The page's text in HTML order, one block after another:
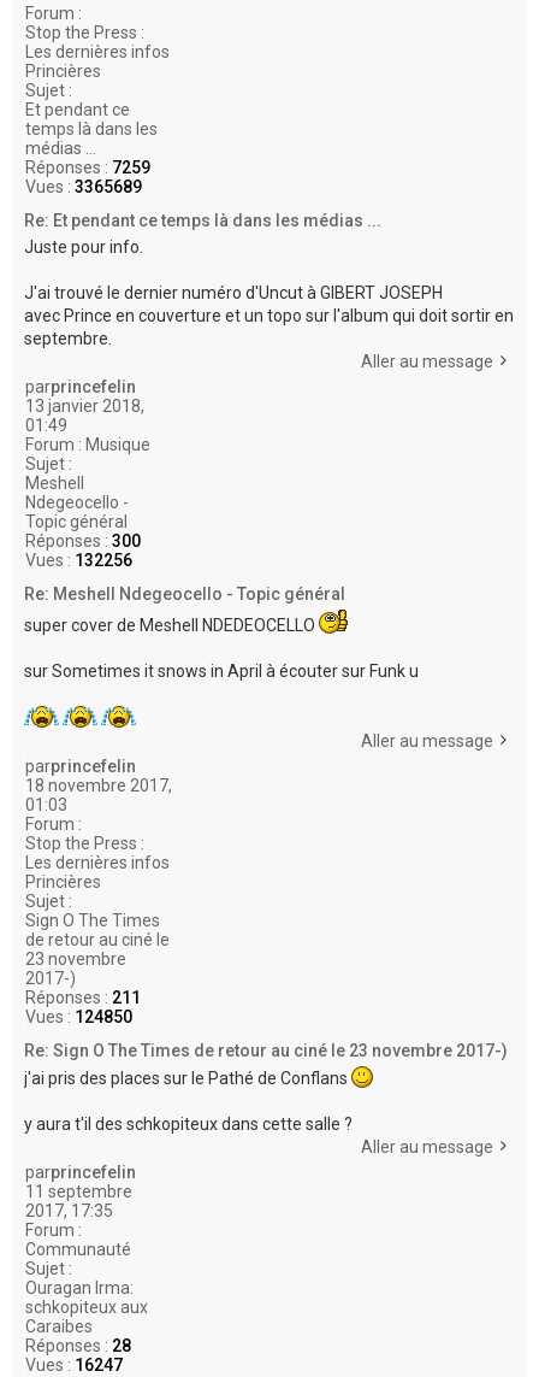
Forum :
Stop the Press :
Les dernières infos
Princières
Sujet :
Et pendant ce
temps là dans les
médias ...
Réponses : 7259
Vues : 3365689
Re: Et pendant ce temps là dans les médias ...
Juste pour info.
J'ai trouvé le dernier numéro d'Uncut à GIBERT JOSEPH
avec Prince en couverture et un topo sur l'album qui doit sortir en
septembre.
Aller au message
parprincefelin
13 janvier 2018,
01:49
Forum : Musique
Sujet :
Meshell
Ndegeocello -
Topic général
Réponses : 300
Vues : 132256
Re: Meshell Ndegeocello - Topic général
super cover de Meshell NDEDEOCELLO
sur Sometimes it snows in April à écouter sur Funk u
Aller au message
parprincefelin
18 novembre 2017,
01:03
Forum :
Stop the Press :
Les dernières infos
Princières
Sujet :
Sign O The Times
de retour au ciné le
23 novembre
2017-)
Réponses : 211
Vues : 124850
Re: Sign O The Times de retour au ciné le 23 novembre 2017-)
j'ai pris des places sur le Pathé de Conflans
y aura t'il des schkopiteux dans cette salle ?
Aller au message
parprincefelin
11 septembre
2017, 17:35
Forum :
Communauté
Sujet :
Ouragan Irma:
schkopiteux aux
Caraibes
Réponses : 28
Vues : 16247